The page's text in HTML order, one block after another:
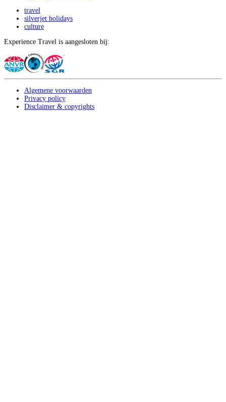
travel
silverjet holidays
culture
Experience Travel is aangesloten bij:
Algemene voorwaarden
Privacy policy
Disclaimer & copyrights